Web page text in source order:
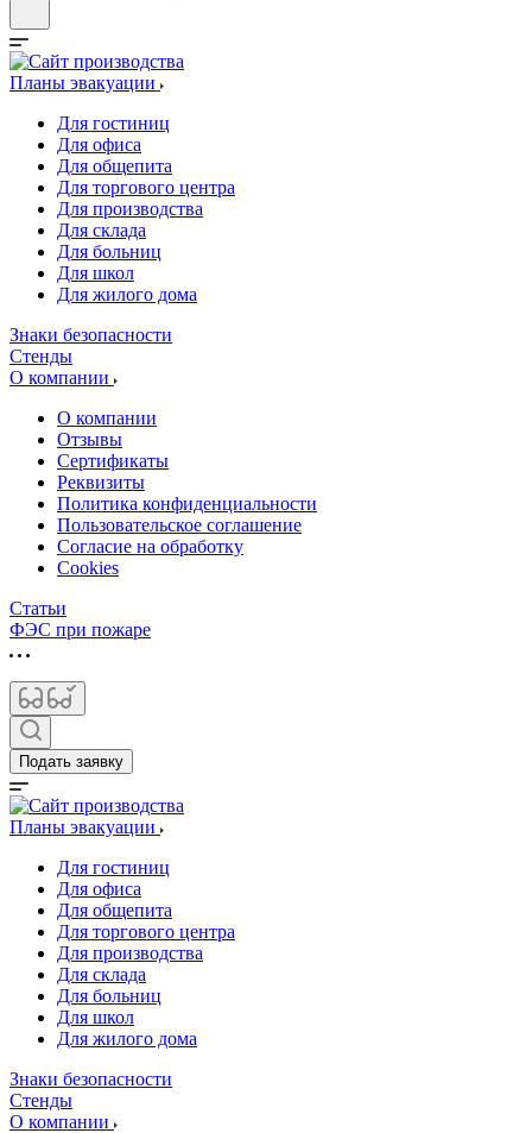
Планы эвакуации
Для гостиниц
Для офиса
Для общепита
Для торгового центра
Для производства
Для склада
Для больниц
Для школ
Для жилого дома
Знаки безопасности
Стенды
О компании
О компании
Отзывы
Сертификаты
Реквизиты
Политика конфиденциальности
Пользовательское соглашение
Согласие на обработку
Cookies
Статьи
ФЭС при пожаре
Подать заявку
Планы эвакуации
Для гостиниц
Для офиса
Для общепита
Для торгового центра
Для производства
Для склада
Для больниц
Для школ
Для жилого дома
Знаки безопасности
Стенды
О компании